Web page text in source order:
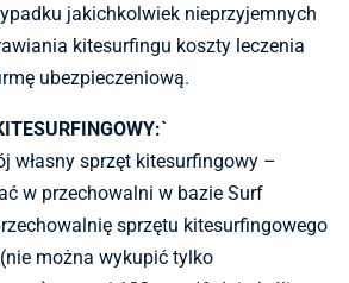
jakichkolwiek nieprzyjemnych
kitesurfingu koszty leczenia
ubezpieczeniową.
własny sprzęt kitesurfingowy –
w przechowalni w bazie Surf
sprzętu kitesurfingowego
można wykupić tylko